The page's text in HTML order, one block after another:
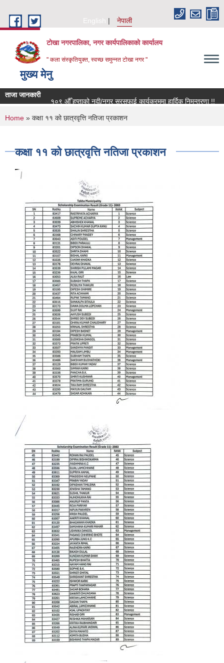
English
नेपाली
टोखा नगरपालिका, नगर कार्यपालिकाको कार्यालय
" कला संस्कृतियुक्त, स्वच्छ समुन्‍नत टोखा नगर "
मुख्य मेनु
ताजा जानकारी
१०९ औँ हप्ताको नदी/नगर सरसफाई कार्यक्रममा हार्दिक निमन्त्रणा !!
You are here
Home » कक्षा ११ को छात्रवृत्ति नतिजा प्रकाशन
कक्षा ११ को छात्रवृत्ति नतिजा प्रकाशन